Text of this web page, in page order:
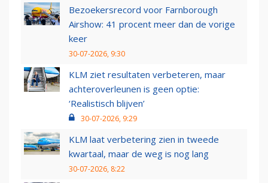
Bezoekersrecord voor Farnborough
Airshow: 41 procent meer dan de vorige
keer
30-07-2026, 9:30
KLM ziet resultaten verbeteren, maar
achteroverleunen is geen optie:
‘Realistisch blijven’
30-07-2026, 9:29
KLM laat verbetering zien in tweede
kwartaal, maar de weg is nog lang
30-07-2026, 8:22